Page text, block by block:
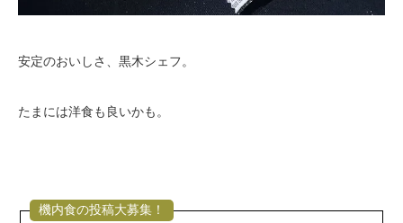
安定のおいしさ、黒木シェフ。
たまには洋食も良いかも。
機内食の投稿大募集！